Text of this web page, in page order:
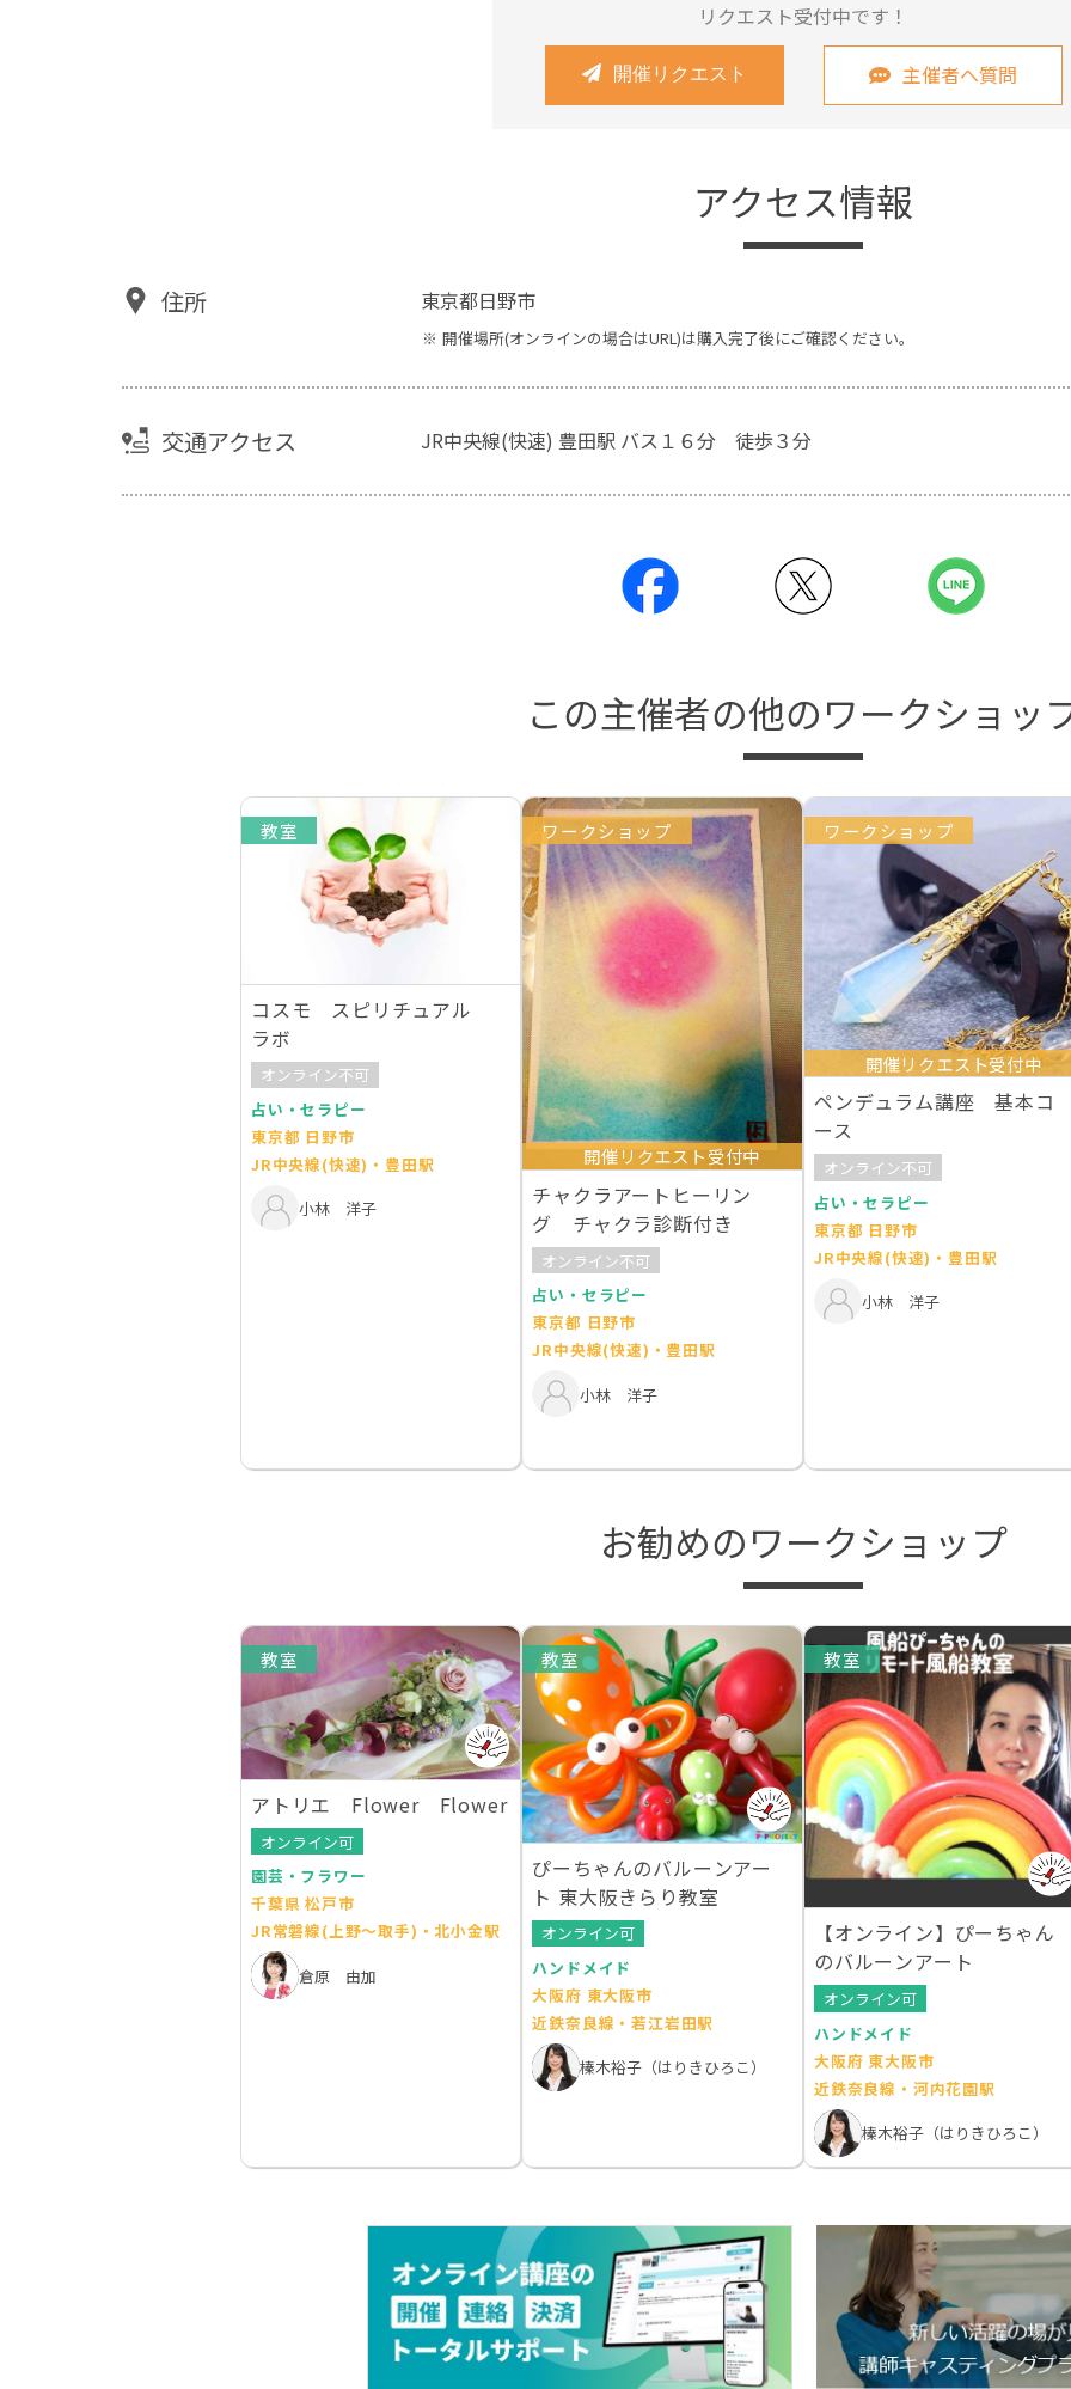
リクエスト受付中です！
開催リクエスト 主催者へ質問
アクセス情報
住所 東京都日野市
開催場所(オンラインの場合はURL)は購入完了後にご確認ください。
交通アクセス JR中央線(快速) 豊田駅 バス１６分 徒歩３分
この主催者の他のワークショッ
教室
コスモ スピリチュアル
ラボ
オンライン不可
占い・セラピー
東京都 日野市
JR中央線(快速)・豊田駅
小林 洋子
ワークショップ
開催リクエスト受付中
チャクラアートヒーリン
グ チャクラ診断付き
オンライン不可
占い・セラピー
東京都 日野市
JR中央線(快速)・豊田駅
小林 洋子
ワークショップ
開催リクエスト受付中
ペンデュラム講座 基本コ
ース
オンライン不可
占い・セラピー
東京都 日野市
JR中央線(快速)・豊田駅
小林 洋子
お勧めのワークショップ
教室
アトリエ Flower Flower
オンライン可
園芸・フラワー
千葉県 松戸市
JR常磐線(上野～取手)・北小金駅
倉原 由加
教室
ぴーちゃんのバルーンアー
ト 東大阪きらり教室
オンライン可
ハンドメイド
大阪府 東大阪市
近鉄奈良線・若江岩田駅
榛木裕子（はりきひろこ）
教室
【オンライン】ぴーちゃん
のバルーンアート
オンライン可
ハンドメイド
大阪府 東大阪市
近鉄奈良線・河内花園駅
榛木裕子（はりきひろこ）